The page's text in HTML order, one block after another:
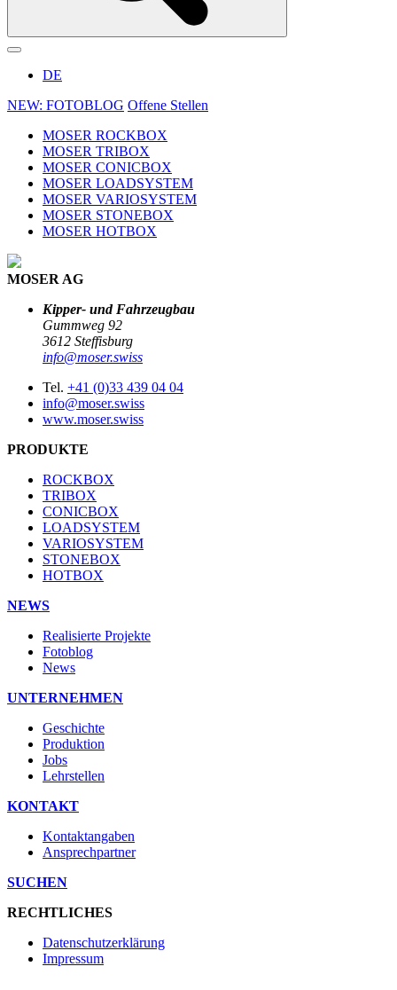
DE
NEW: FOTOBLOG Offene Stellen
MOSER ROCKBOX
MOSER TRIBOX
MOSER CONICBOX
MOSER LOADSYSTEM
MOSER VARIOSYSTEM
MOSER STONEBOX
MOSER HOTBOX
MOSER AG
Kipper- und Fahrzeugbau
Gummweg 92
3612 Steffisburg
info@moser.swiss
Tel. +41 (0)33 439 04 04
info@moser.swiss
www.moser.swiss
PRODUKTE
ROCKBOX
TRIBOX
CONICBOX
LOADSYSTEM
VARIOSYSTEM
STONEBOX
HOTBOX
NEWS
Realisierte Projekte
Fotoblog
News
UNTERNEHMEN
Geschichte
Produktion
Jobs
Lehrstellen
KONTAKT
Kontaktangaben
Ansprechpartner
SUCHEN
RECHTLICHES
Datenschutzerklärung
Impressum